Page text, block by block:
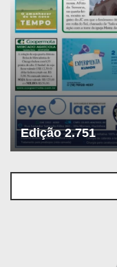
Edição 2.751